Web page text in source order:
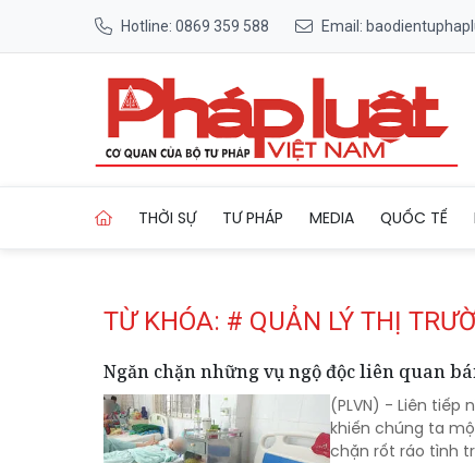
Hotline: 0869 359 588 Email:
THỜI SỰ TƯ PHÁP MEDIA QUỐC TẾ
TỪ KHÓA: # QUẢN LÝ THỊ
Ngăn chặn những vụ ngộ độc liên quan
(PLVN) - Liên tiếp
khiến chúng ta
chặn rốt ráo tình